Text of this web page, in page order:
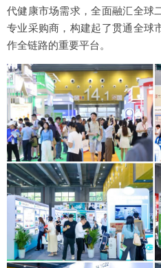
代健康市场需求，全面融汇全球
专业采购商，构建起了贯通全球
作全链路的重要平台。